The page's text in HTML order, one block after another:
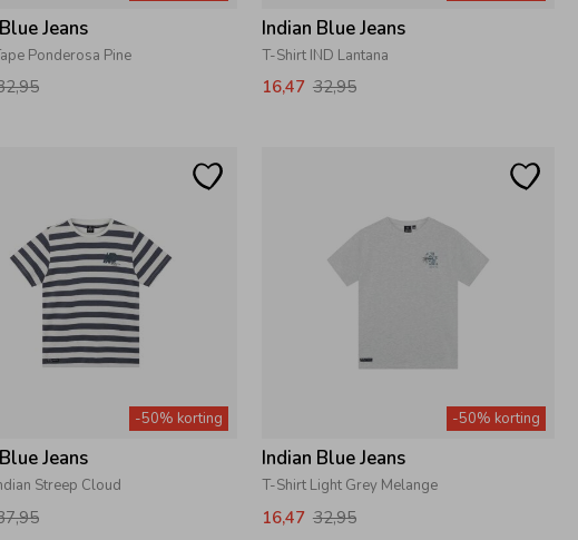
Jeans
Ponderosa Pine
Indian Blue Jeans
T-Shirt IND Lantana
16,47 32,95
-50% korting
Jeans
Streep Cloud
-50% korting
Indian Blue Jeans
T-Shirt Light Grey Melange
16,47 32,95